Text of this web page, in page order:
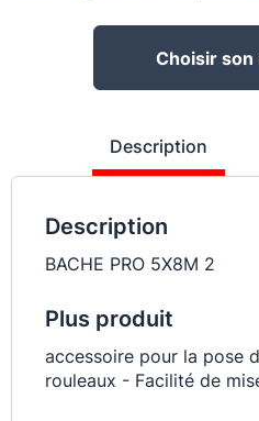
Choisir son
Description
Description
BACHE PRO 5X8M 2
Plus produit
accessoire pour la pose
rouleaux - Facilité de